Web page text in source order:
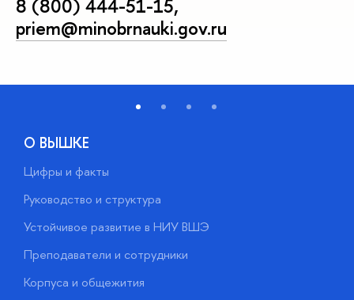
8 (800) 444-51-15,
priem@minobrnauki.gov.ru
О ВЫШКЕ
Цифры и факты
Руководство и структура
Устойчивое развитие в НИУ ВШЭ
Преподаватели и сотрудники
Корпуса и общежития